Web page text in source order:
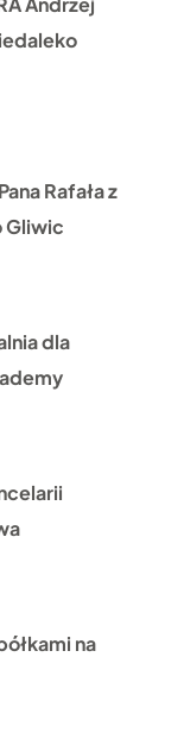
Rafała z
Gliwic
dla
na